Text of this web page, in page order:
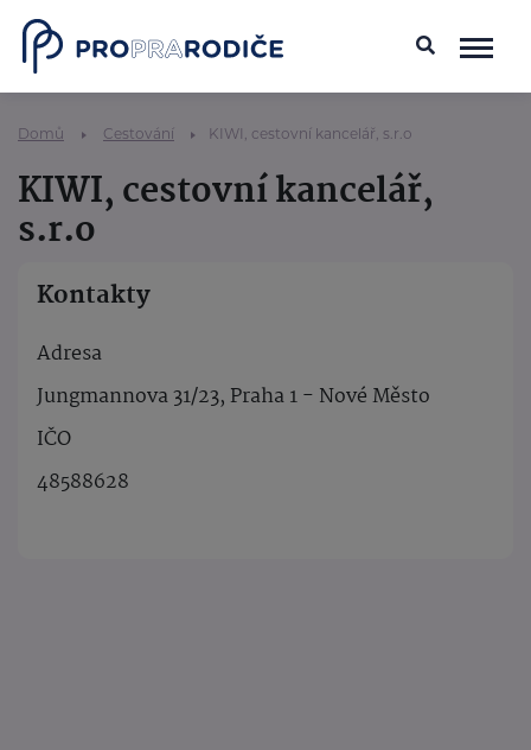
Domů Cestování KIWI, cestovní kancelář, s.r.o
KIWI, cestovní kancelář,
s.r.o
Kontakty
Adresa
Jungmannova 31/23, Praha 1 - Nové Město
IČO
48588628